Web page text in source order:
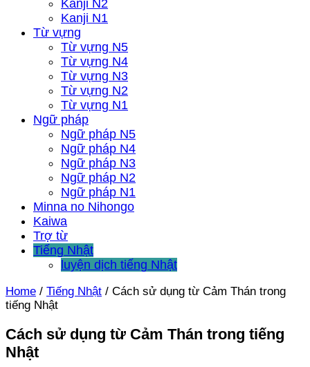
Kanji N2
Kanji N1
Từ vựng
Từ vựng N5
Từ vựng N4
Từ vựng N3
Từ vựng N2
Từ vựng N1
Ngữ pháp
Ngữ pháp N5
Ngữ pháp N4
Ngữ pháp N3
Ngữ pháp N2
Ngữ pháp N1
Minna no Nihongo
Kaiwa
Trợ từ
Tiếng Nhật
luyện dịch tiếng Nhật
Home / Tiếng Nhật / Cách sử dụng từ Cảm Thán trong
tiếng Nhật
Cách sử dụng từ Cảm Thán trong tiếng
Nhật